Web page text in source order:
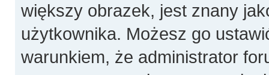
większy obrazek, jest znany
użytkownika. Możesz go
warunkiem, że administrator